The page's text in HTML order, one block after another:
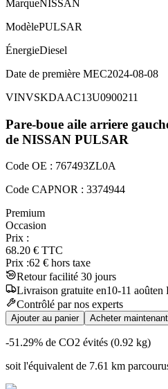
MarqueNISSAN
ModèlePULSAR
ÉnergieDiesel
Date de première MEC2024-08-08
VINVSKDAAC13U0900211
Pare-boue aile arriere
de NISSAN PULSAR
Code OE : 767493ZL0A
Code CAPNOR : 3374944
Premium
Occasion
Prix :
68.20 € TTC
Prix :62 € hors taxe
Retour facilité 30 jours
Livraison gratuite en10-11 aoûten
Contrôlé par nos experts
Ajouter au panier Acheter maintenant
-51.29% de CO2 évités (0.92 kg)
soit l'équivalent de 7.61 km